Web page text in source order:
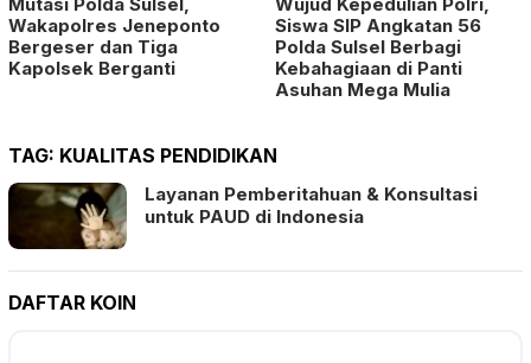
Wakapolres Jeneponto
Bergeser dan Tiga
Kapolsek Berganti
Siswa SIP Angkatan 56
Polda Sulsel Berbagi
Kebahagiaan di Panti
Asuhan Mega Mulia
TAG: KUALITAS PENDIDIKAN
Layanan Pemberitahuan & Konsultasi
untuk PAUD di Indonesia
DAFTAR KOIN